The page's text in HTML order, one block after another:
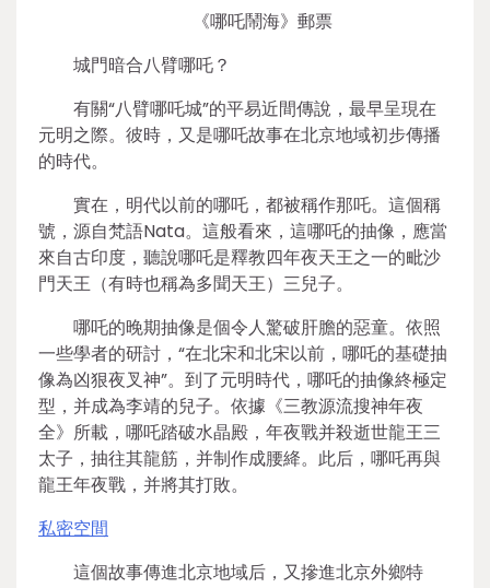
《哪吒鬧海》郵票
城門暗合八臂哪吒？
有關“八臂哪吒城”的平易近間傳說，最早呈現在
元明之際。彼時，又是哪吒故事在北京地域初步傳播
的時代。
實在，明代以前的哪吒，都被稱作那吒。這個稱
號，源自梵語Nata。這般看來，這哪吒的抽像，應當
來自古印度，聽說哪吒是釋教四年夜天王之一的毗沙
門天王（有時也稱為多聞天王）三兒子。
哪吒的晚期抽像是個令人驚破肝膽的惡童。依照
一些學者的研討，“在北宋和北宋以前，哪吒的基礎抽
像為凶狠夜叉神”。到了元明時代，哪吒的抽像終極定
型，并成為李靖的兒子。依據《三教源流搜神年夜
全》所載，哪吒踏破水晶殿，年夜戰并殺逝世龍王三
太子，抽往其龍筋，并制作成腰絳。此后，哪吒再與
龍王年夜戰，并將其打敗。
私密空間
這個故事傳進北京地域后，又摻進北京外鄉特